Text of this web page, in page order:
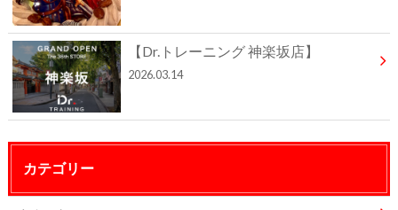
【Dr.トレーニング 神楽坂店】
2026.03.14
カテゴリー